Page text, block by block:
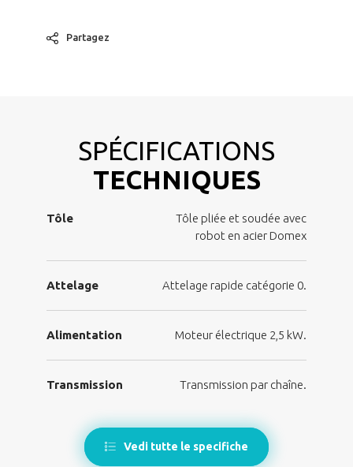
Partagez
SPÉCIFICATIONS
TECHNIQUES
Tôle
Tôle pliée et soudée avec
robot en acier Domex
Attelage Attelage rapide catégorie 0.
Alimentation Moteur électrique 2,5 kW.
Transmission Transmission par chaîne.
Vedi tutte le specifiche